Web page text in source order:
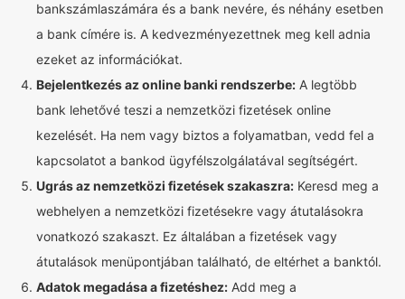
bankszámlaszámára és a bank nevére, és néhány esetben
a bank címére is. A kedvezményezettnek meg kell adnia
ezeket az információkat.
Bejelentkezés az online banki rendszerbe: A legtöbb
bank lehetővé teszi a nemzetközi fizetések online
kezelését. Ha nem vagy biztos a folyamatban, vedd fel a
kapcsolatot a bankod ügyfélszolgálatával segítségért.
Ugrás az nemzetközi fizetések szakaszra: Keresd meg a
webhelyen a nemzetközi fizetésekre vagy átutalásokra
vonatkozó szakaszt. Ez általában a fizetések vagy
átutalások menüpontjában található, de eltérhet a banktól.
Adatok megadása a fizetéshez: Add meg a